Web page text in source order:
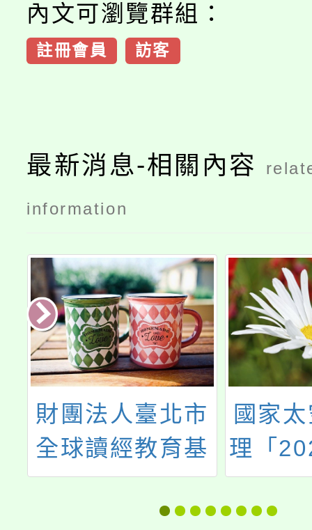
內文可瀏覽群組：
註冊會員 訪客
最新消息-相關內容
information
財團法人臺北市
全球讀經教育基
金會辦理「第25
屆全國經典總會
國家
理「
像應